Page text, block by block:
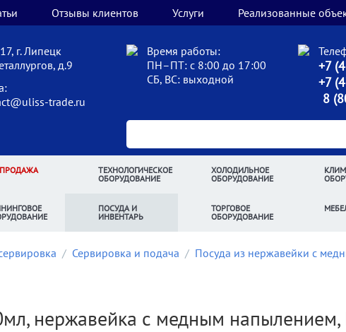
Отзывы клиентов Услуги Реализованные
г. Липецк
д.9
trade.ru
Время работы:
ПН–ПТ: с 8:00 до 17:00
СБ, ВС: выходной
+7
+7
8
ТЕХНОЛОГИЧЕСКОЕ
ОБОРУДОВАНИЕ
ХОЛОДИЛЬНОЕ
ОБОРУДОВАНИЕ
ПОСУДА И
ИНВЕНТАРЬ
ТОРГОВОЕ
ОБОРУДОВАНИЕ
/ Сервировка и подача / Посуда из нержавейки с
нержавейка с медным напылением,